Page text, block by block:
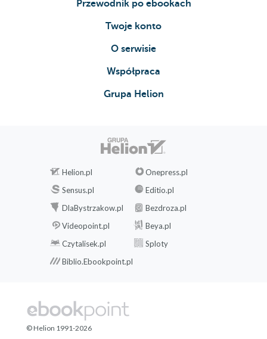
Przewodnik po ebookach
Twoje konto
O serwisie
Współpraca
Grupa Helion
Helion.pl
Onepress.pl
Sensus.pl
Editio.pl
DlaBystrzakow.pl
Bezdroza.pl
Videopoint.pl
Beya.pl
Czytalisek.pl
Sploty
Biblio.Ebookpoint.pl
© Helion 1991-2026